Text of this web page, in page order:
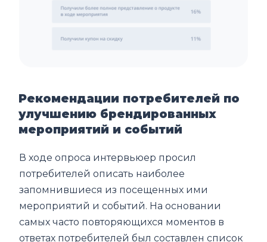
Рекомендации потребителей по
улучшению брендированных
мероприятий и событий
В ходе опроса интервьюер просил
потребителей описать наиболее
запомнившиеся из посещенных ими
мероприятий и событий. На основании
самых часто повторяющихся моментов в
ответах потребителей был составлен список